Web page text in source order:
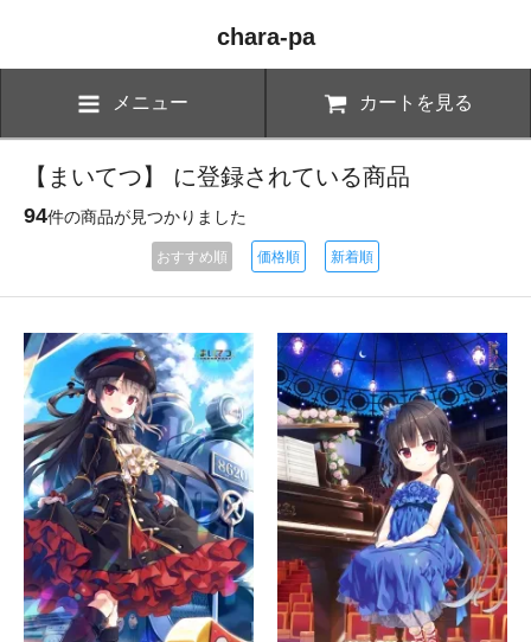
chara-pa
メニュー カートを見る
【まいてつ】 に登録されている商品
94件の商品が見つかりました
おすすめ順 価格順 新着順